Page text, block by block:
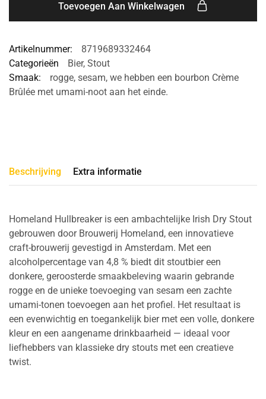
Toevoegen Aan Winkelwagen
Artikelnummer:
8719689332464
Categorieën
Bier, Stout
Smaak:
rogge, sesam, we hebben een bourbon Crème
Brûlée met umami-noot aan het einde.
Beschrijving Extra informatie
Homeland Hullbreaker is een ambachtelijke Irish Dry Stout
gebrouwen door Brouwerij Homeland, een innovatieve
craft-brouwerij gevestigd in Amsterdam. Met een
alcoholpercentage van 4,8 % biedt dit stoutbier een
donkere, geroosterde smaakbeleving waarin gebrande
rogge en de unieke toevoeging van sesam een zachte
umami-tonen toevoegen aan het profiel. Het resultaat is
een evenwichtig en toegankelijk bier met een volle, donkere
kleur en een aangename drinkbaarheid — ideaal voor
liefhebbers van klassieke dry stouts met een creatieve
twist.